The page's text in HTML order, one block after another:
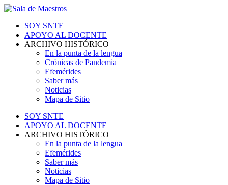
SOY SNTE
APOYO AL DOCENTE
ARCHIVO HISTÓRICO
En la punta de la lengua
Crónicas de Pandemia
Efemérides
Saber más
Noticias
Mapa de Sitio
SOY SNTE
APOYO AL DOCENTE
ARCHIVO HISTÓRICO
En la punta de la lengua
Efemérides
Saber más
Noticias
Mapa de Sitio